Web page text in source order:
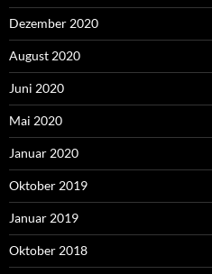
Dezember 2020
August 2020
Juni 2020
Mai 2020
Januar 2020
Oktober 2019
Januar 2019
Oktober 2018